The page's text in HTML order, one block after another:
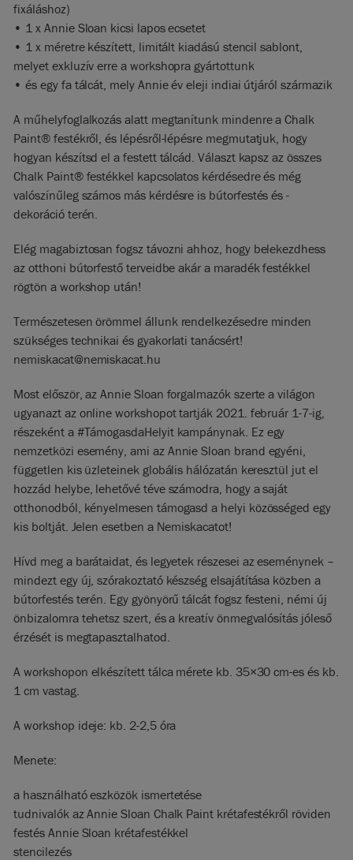
fixáláshoz)
• 1 x Annie Sloan kicsi lapos ecsetet
• 1 x méretre készített, limitált kiadású stencil sablont,
melyet exkluzív erre a workshopra gyártottunk
• és egy fa tálcát, mely Annie év eleji indiai útjáról származik
A műhelyfoglalkozás alatt megtanítunk mindenre a Chalk
Paint® festékről, és lépésről-lépésre megmutatjuk, hogy
hogyan készítsd el a festett tálcád. Választ kapsz az összes
Chalk Paint® festékkel kapcsolatos kérdésedre és még
valószínűleg számos más kérdésre is bútorfestés és -
dekoráció terén.
Elég magabiztosan fogsz távozni ahhoz, hogy belekezdhess
az otthoni bútorfestő terveidbe akár a maradék festékkel
rögtön a workshop után!
Természetesen örömmel állunk rendelkezésedre minden
szükséges technikai és gyakorlati tanácsért!
nemiskacat@nemiskacat.hu
Most először, az Annie Sloan forgalmazók szerte a világon
ugyanazt az online workshopot tartják 2021. február 1-7-ig,
részeként a #TámogasdaHelyit kampánynak. Ez egy
nemzetközi esemény, ami az Annie Sloan brand egyéni,
független kis üzleteinek globális hálózatán keresztül jut el
hozzád helybe, lehetővé téve számodra, hogy a saját
otthonodból, kényelmesen támogasd a helyi közösséged egy
kis boltját. Jelen esetben a Nemiskacatot!
Hívd meg a barátaidat, és legyetek részesei az eseménynek –
mindezt egy új, szórakoztató készség elsajátítása közben a
bútorfestés terén. Egy gyönyörű tálcát fogsz festeni, némi új
önbizalomra tehetsz szert, és a kreatív önmegvalósítás jóleső
érzését is megtapasztalhatod.
A workshopon elkészített tálca mérete kb. 35×30 cm-es és kb.
1 cm vastag.
A workshop ideje: kb. 2-2,5 óra
Menete:
a használható eszközök ismertetése
tudnivalók az Annie Sloan Chalk Paint krétafestékről röviden
festés Annie Sloan krétafestékkel
stencilezés